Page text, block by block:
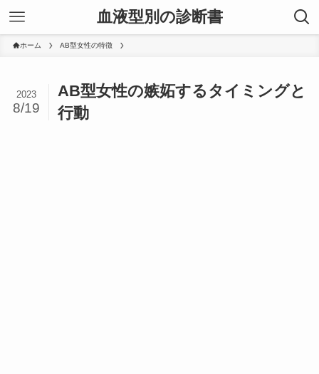
血液型別の診断書
ホーム AB型女性の特徴
AB型女性の嫉妬するタイミングと
行動
2023
8/19